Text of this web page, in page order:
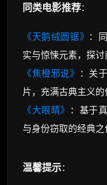
同类电影推荐：
《天鹅绒圆锯》 ：
实与惊悚元素，探讨
《焦橙邪说》 ：关
片，充满古典主义的
《大眼睛》 ：基于
与身份窃取的经典之
温馨提示：